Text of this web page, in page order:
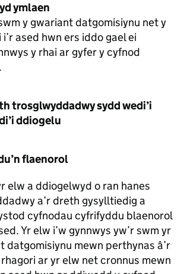
ymlaen
y gwariant datgomisiynu net y
ased hwn ers iddo gael ei
y rhai ar gyfer y cyfnod
trosglwyddadwy sydd wedi’i
ddiogelu
flaenorol
elw a ddiogelwyd o ran hanes
a’r dreth gysylltiedig a
cyfnodau cyfrifyddu blaenorol
Yr elw i’w gynnwys yw’r swm yr
datgomisiynu mewn perthynas â’r
ar yr elw net cronnus mewn